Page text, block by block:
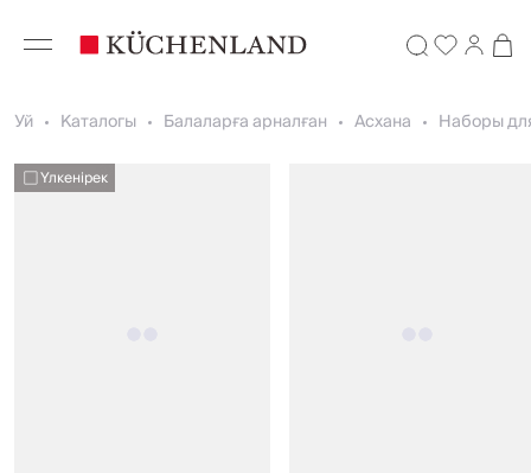
Уй Каталогы Балаларға арналған Асхана Наборы
Үлкенірек